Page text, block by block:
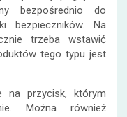
bezpośrednio do
bezpieczników. Na
trzeba wstawić
tego typu jest
na przycisk, którym
Można również